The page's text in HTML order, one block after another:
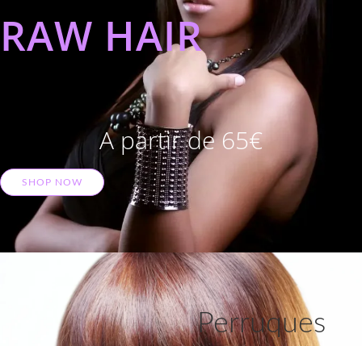
RAW HAIR
A partir de 65€
SHOP NOW
Perruques